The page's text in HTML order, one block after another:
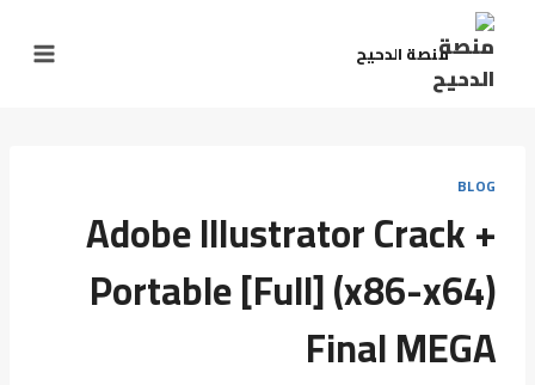
منصة الدحيح
BLOG
Adobe Illustrator Crack +
Portable [Full] (x86-x64)
Final MEGA